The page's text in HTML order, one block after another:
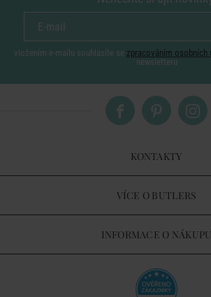
vložením e-mailu souhlasíte se zpracováním osobních
newsletteru
KONTAKTY
VÍCE O BUTLERS
INFORMACE O NÁKUPU